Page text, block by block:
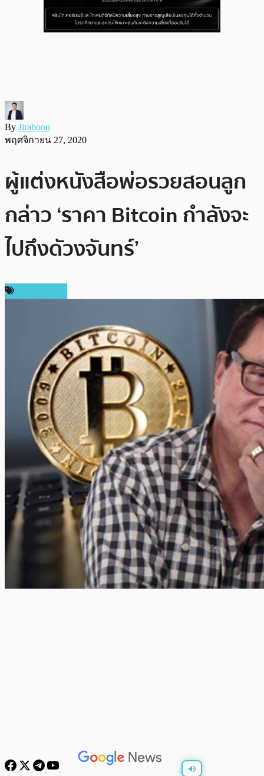
By Jiraboon
พฤศจิกายน 27, 2020
ผู้แต่งหนังสือพ่อรวยสอนลูก
กล่าว ‘ราคา Bitcoin กำลังจะ
ไปถึงดัวงจันทร์’